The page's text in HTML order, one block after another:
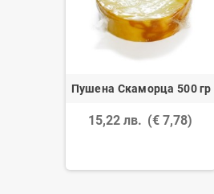
Пушена Скаморца 500 гр
15,22 лв. (€ 7,78)